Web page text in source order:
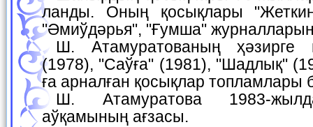
ланды. Оның қосықлары
"Әмиўдәрья", "Ғумша"
Ш. Атамуратованың ҳәзирге шекем "Әткөншек"
(1978), "Саўға" (1981), "Шадлық"
ға арналған қосықлар
Ш. Атамуратова 1983-жылдан Жазыўшылар
аўқамының ағзасы.